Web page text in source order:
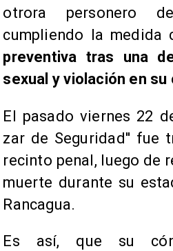
otrora personero
cumpliendo la medida
preventiva tras una
sexual y violación en su
El pasado viernes 22
zar de Seguridad'' fue
recinto penal, luego de
muerte durante su
Rancagua.
Es así, que su